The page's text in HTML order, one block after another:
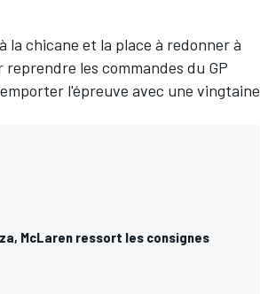
chicane et la place à redonner à
les commandes du GP
l'épreuve avec une vingtaine
McLaren ressort les consignes